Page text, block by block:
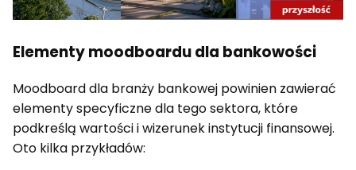
Elementy moodboardu dla bankowości
Moodboard dla branży bankowej powinien zawierać
elementy specyficzne dla tego sektora, które
podkreślą wartości i wizerunek instytucji finansowej.
Oto kilka przykładów: